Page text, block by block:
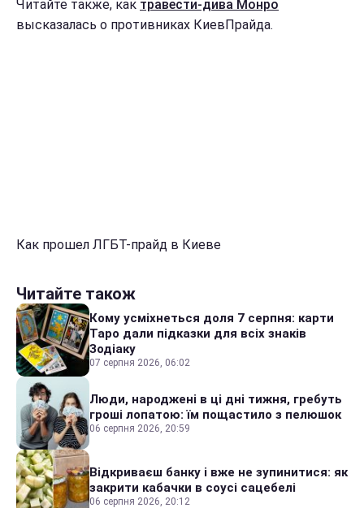
Читайте также, как травести-дива Монро
высказалась о противниках КиевПрайда.
Как прошел ЛГБТ-прайд в Киеве
Читайте також
Кому усміхнеться доля 7 серпня: карти
Таро дали підказки для всіх знаків
Зодіаку
07 серпня 2026, 06:02
Люди, народжені в ці дні тижня, гребуть
гроші лопатою: їм пощастило з пелюшок
06 серпня 2026, 20:59
Відкриваєш банку і вже не зупинитися: як
закрити кабачки в соусі сацебелі
06 серпня 2026, 20:12